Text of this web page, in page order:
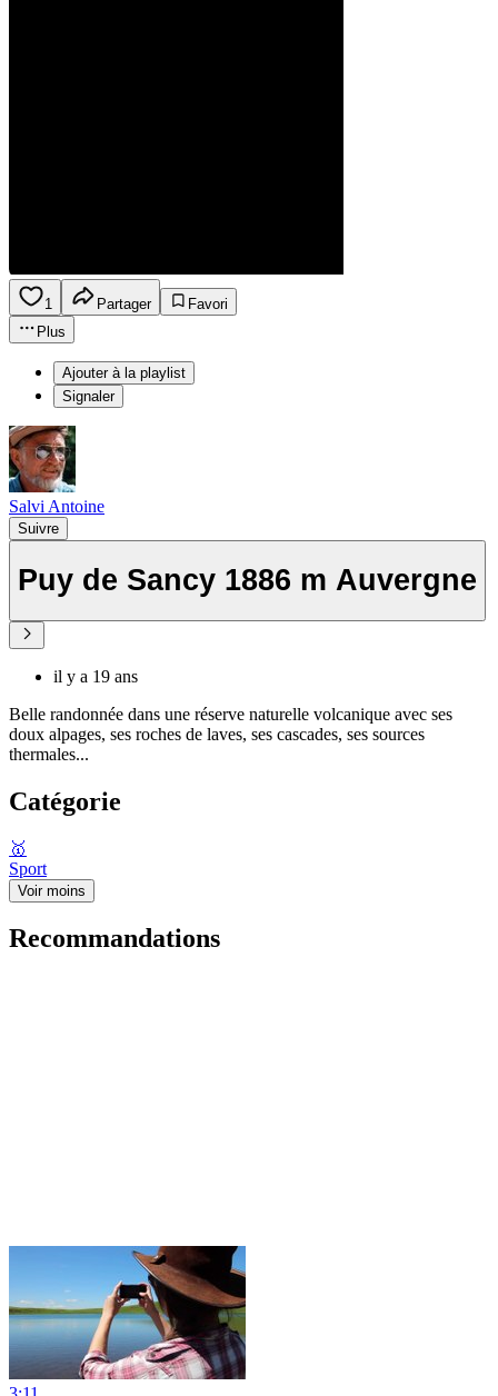
1 Partager
Favori
Plus
Ajouter à la playlist
Signaler
Salvi Antoine
Suivre
Puy de Sancy 1886 m Auvergne
il y a 19 ans
Belle randonnée dans une réserve naturelle volcanique avec ses
doux alpages, ses roches de laves, ses cascades, ses sources
thermales...
Catégorie
🥇
Sport
Voir moins
Recommandations